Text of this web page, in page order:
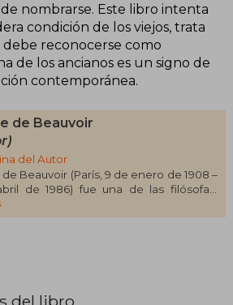
nombrarse. Este libro intenta
condición de los viejos, trata
reconocerse como
de los ancianos es un signo de
contemporánea.
de Beauvoir
del Autor
Beauvoir (París, 9 de enero de 1908 –
de 1986) fue una de las filósofas,
y ensayistas más influyentes del siglo
clave del existencialismo y referente
del libro